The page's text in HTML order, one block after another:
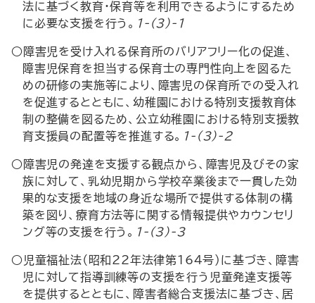
法に基づく教育・保育等を利用できるようにするため
に必要な支援を行う。 1-(3)-1
○障害児を受け入れる保育所のバリアフリー化の促進、
障害児保育を担当する保育士の専門性向上を図るた
めの研修の実施等により、障害児の保育所での受入れ
を促進するとともに、幼稚園における特別支援教育体
制の整備を図るため、公立幼稚園における特別支援教
育支援員の配置等を推進する。 1-(3)-2
○障害児の発達を支援する観点から、障害児及びその家
族に対して、乳幼児期から学校卒業後まで一貫した効
果的な支援を地域の身近な場所で提供する体制の構
築を図り、療育方法等に関する情報提供やカウンセリ
ング等の支援を行う。 1-(3)-3
○児童福祉法（昭和22年法律第164号）に基づき、障害
児に対して指導訓練等の支援を行う児童発達支援等
を提供するとともに、障害者総合支援法に基づき、居